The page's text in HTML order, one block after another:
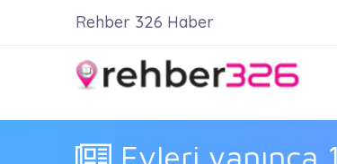
Evleri yanınca
Rehber 326 Haber